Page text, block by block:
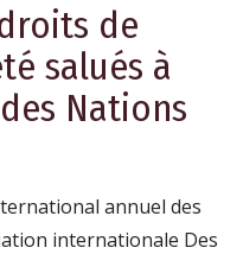
de
salués à
Nations
annuel des
internationale Des